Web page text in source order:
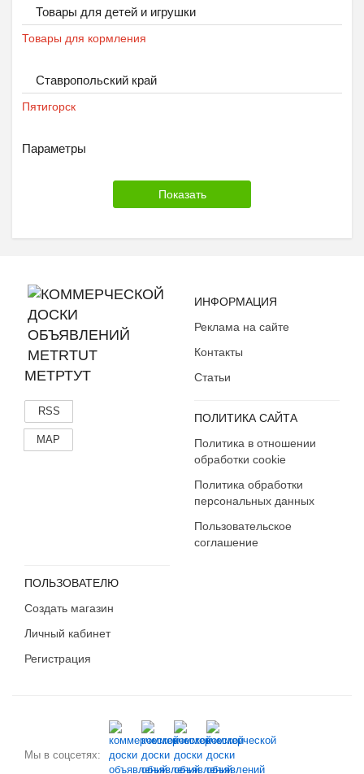
Товары для детей и игрушки
Товары для кормления
Ставропольский край
Пятигорск
Параметры
МЕТРТУТ
RSS
MAP
ИНФОРМАЦИЯ
Реклама на сайте
Контакты
Статьи
ПОЛИТИКА САЙТА
Политика в отношении
обработки cookie
Политика обработки
персональных данных
Пользовательское
соглашение
ПОЛЬЗОВАТЕЛЮ
Создать магазин
Личный кабинет
Регистрация
Мы в соцсетях: